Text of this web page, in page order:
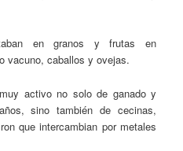
en granos y frutas en
vacuno, caballos y ovejas.
activo no solo de ganado y
sino también de cecinas,
que intercambian por metales